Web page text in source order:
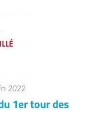
1er tour des